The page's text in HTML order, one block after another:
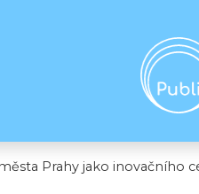
Prahy jako inovačního